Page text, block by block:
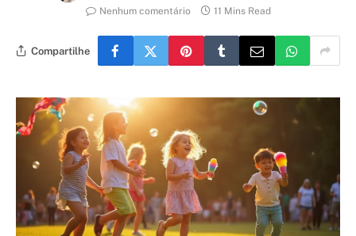
Nenhum comentário
11 Mins Read
Compartilhe